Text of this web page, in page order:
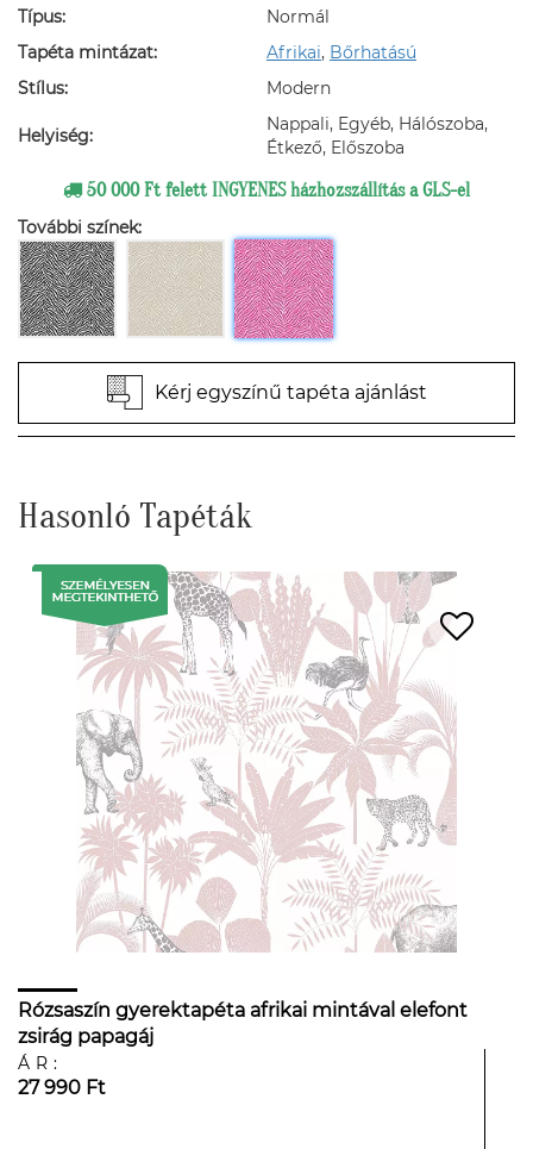
Típus:
Normál
Tapéta mintázat:
Afrikai, Bőrhatású
Stílus:
Modern
Helyiség:
Nappali, Egyéb, Hálószoba,
Étkező, Előszoba
50 000 Ft felett INGYENES házhozszállítás a GLS-el
További színek:
Kérj egyszínű tapéta ajánlást
Hasonló Tapéták
Rózsaszín gyerektapéta afrikai mintával elefont
zsirág papagáj
ÁR:
27 990 Ft